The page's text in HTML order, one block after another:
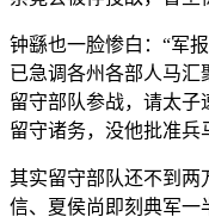
钟繇也一脸惨白：“军
已急调各州各部人马
留守部队参战，请太子
留守诸务，没他批准兵
其实留守部队还不到两
信、夏侯尚即刻典军一